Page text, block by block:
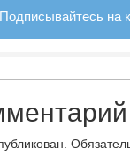
Подписывайтесь на